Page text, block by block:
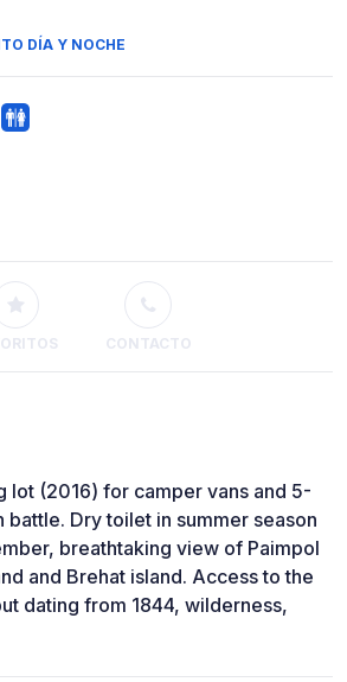
DÍA Y NOCHE
CONTACTO
lot (2016) for camper vans and 5-
battle. Dry toilet in summer season
breathtaking view of Paimpol
and Brehat island. Access to the
dating from 1844, wilderness,